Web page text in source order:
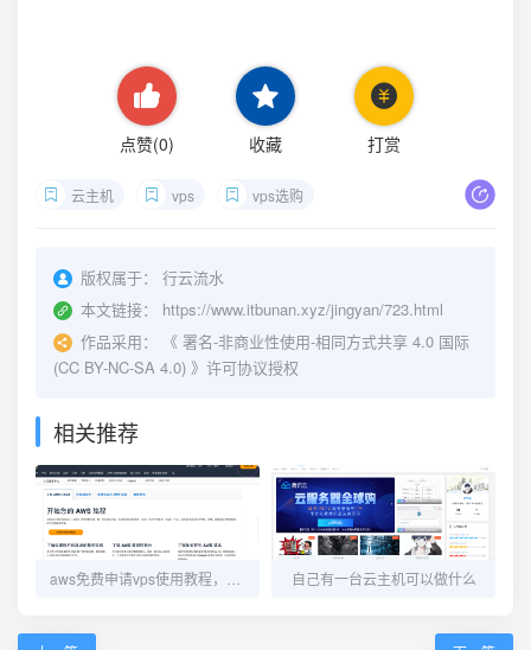
点赞(0) 收藏 打赏
云主机 vps vps选购
版权属于：
行云流水
本文链接：
https://www.itbunan.xyz/jingyan/723.html
作品采用：
《 署名-非商业性使用-相同方式共享 4.0 国际
(CC BY-NC-SA 4.0) 》许可协议授权
相关推荐
自己有一台云主机可以做什么